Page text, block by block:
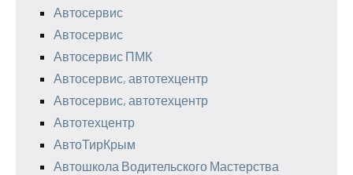
Автосервис
Автосервис
Автосервис ПМК
Автосервис, автотехцентр
Автосервис, автотехцентр
Автотехцентр
АвтоТирКрым
Автошкола Водительского Мастерства